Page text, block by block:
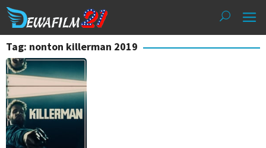
Loncat
ke
konten
Tag: nonton killerman 2019